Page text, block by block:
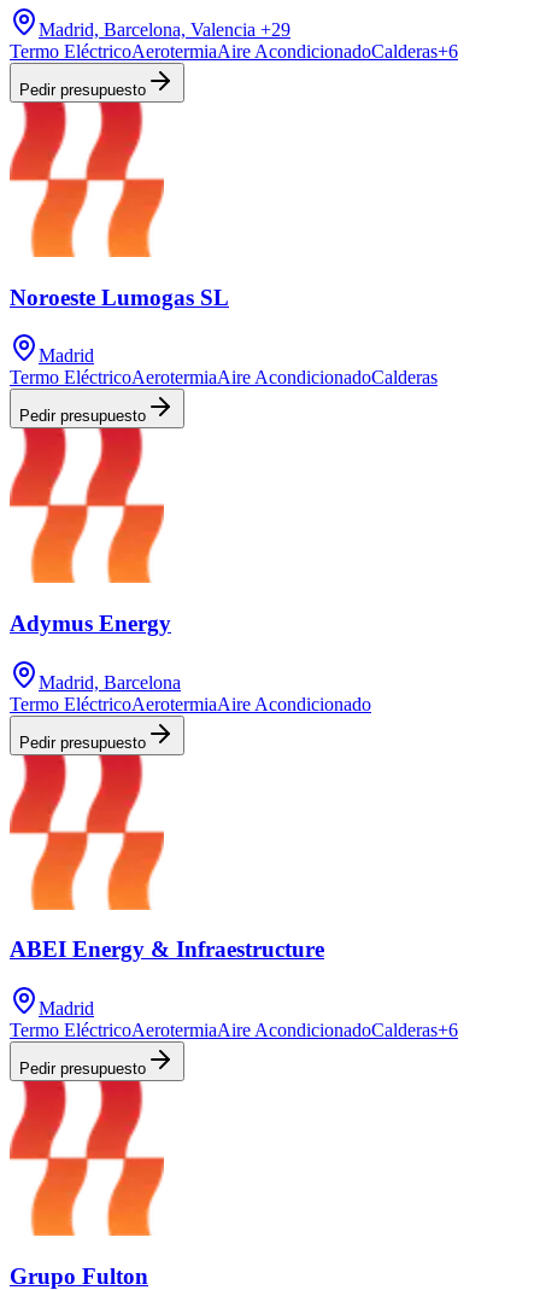
Madrid, Barcelona, Valencia +29
Termo EléctricoAerotermiaAire AcondicionadoCalderas+6
Pedir presupuesto
Noroeste Lumogas SL
Madrid
Termo EléctricoAerotermiaAire AcondicionadoCalderas
Pedir presupuesto
Adymus Energy
Madrid, Barcelona
Termo EléctricoAerotermiaAire Acondicionado
Pedir presupuesto
ABEI Energy & Infraestructure
Madrid
Termo EléctricoAerotermiaAire AcondicionadoCalderas+6
Pedir presupuesto
Grupo Fulton